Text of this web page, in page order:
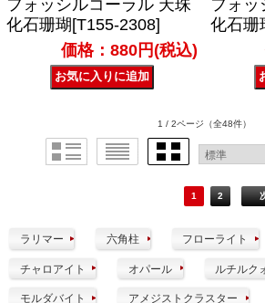
フォッシルコーラル 天珠
化石珊瑚[T155-2308]
価格：880円(税込)
フォッ
化石珊
1 / 2ページ （全48件）
1 2
ラリマー 六角柱 フローライト
チャロアイト オパール ルチルク
モルダバイト アメジストクラスター